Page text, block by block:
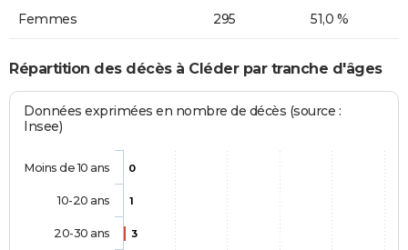
Femmes 295 51,0 %
Répartition des décès à Cléder par tranche d'âges
Données exprimées en nombre de décès (source :
Insee)
0
1
3
Moins de 10 ans
10-20 ans
20-30 ans